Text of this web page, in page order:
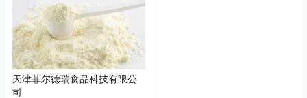
天津菲尔德瑞食品科技有限公
司